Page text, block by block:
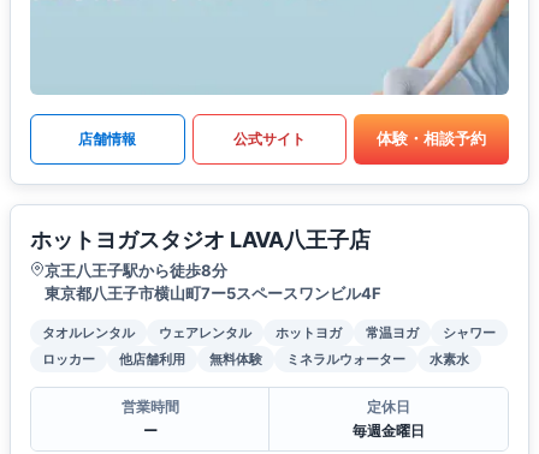
店舗情報 公式サイト 体験・相談予約
ホットヨガスタジオ LAVA八王子店
京王八王子駅から徒歩8分
東京都八王子市横山町7ー5スペースワンビル4F
タオルレンタル ウェアレンタル ホットヨガ 常温ヨガ
シャワー
ロッカー
他店舗利用 無料体験 ミネラルウォーター 水素水
営業時間
ー
定休日
毎週金曜日